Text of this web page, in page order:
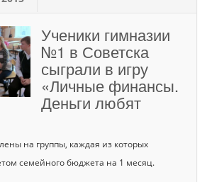
Ученики гимназии
№1 в Советска
сыграли в игру
«Личные финансы.
Деньги любят
на группы, каждая из которых
семейного бюджета на 1 месяц.